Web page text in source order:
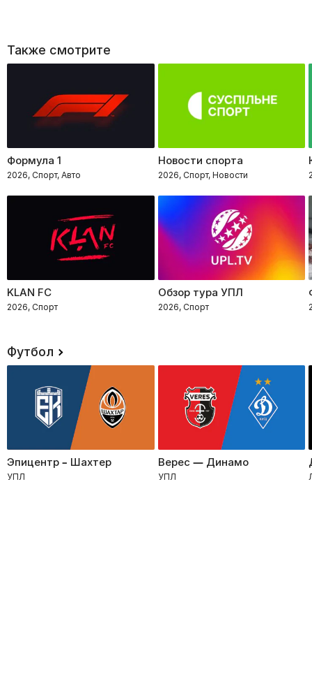
Также смотрите
Формула 1
2026, Спорт, Авто
Новости спорта
2026, Спорт, Новости
KLAN FC
2026, Спорт
Обзор тура УПЛ
2026, Спорт
Футбол
Эпицентр – Шахтер
УПЛ
Верес — Динамо
УПЛ